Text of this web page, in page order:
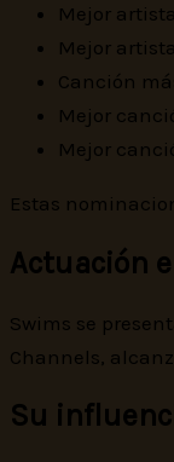
Mejor
Mejor
Canción
Mejor
Mejor
Estas
Actuación
Swims se
Channels,
Su